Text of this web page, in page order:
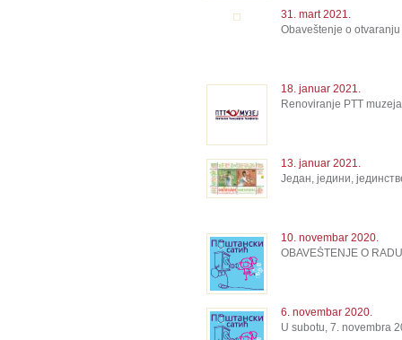
31. mart 2021.
Obaveštenje o
18. januar 2021.
Renoviranje PTT muzeja
13. januar 2021.
Један, једини,
10. novembar 2020.
OBAVEŠTENJE O
6. novembar 2020.
U subotu, 7. novembra